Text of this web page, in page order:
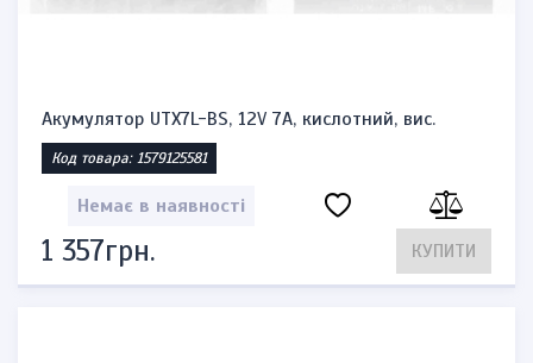
Акумулятор UTX7L-BS, 12V 7A, кислотний, вис.
Код товара: 1579125581
Немає в наявності
1 357грн. КУПИТИ